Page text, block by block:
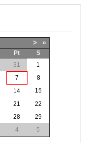
> »
Pt
S
31
1
7
8
14
15
21
22
28
29
4 5